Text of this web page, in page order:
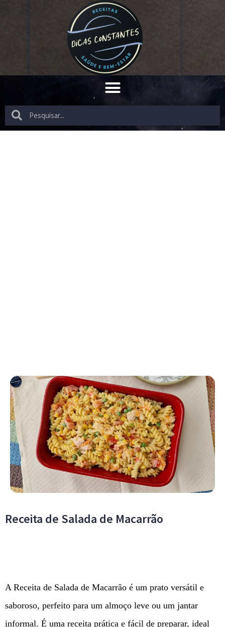
Receita de Salada de Macarrão
A Receita de Salada de Macarrão é um prato versátil e
saboroso, perfeito para um almoço leve ou um jantar
informal. É uma receita prática e fácil de preparar, ideal